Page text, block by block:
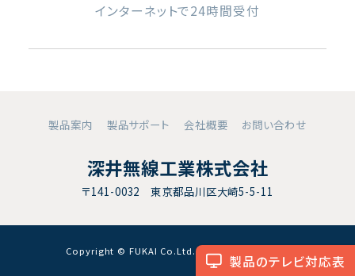
製品のテレビ対応表
インターネットで24時間受付
製品案内 製品サポート 会社概要 お問い合わせ
深井無線工業株式会社
〒141-0032 東京都品川区大崎5-5-11
Copyright © FUKAI Co.Ltd. All RightsReserved.